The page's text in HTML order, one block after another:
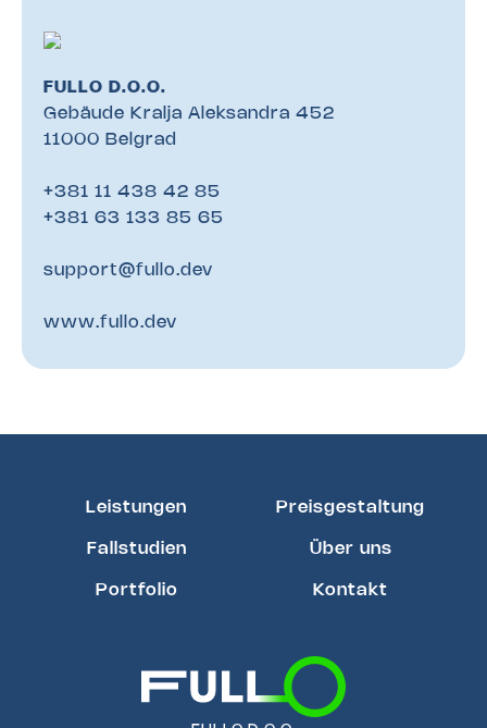
FULLO D.O.O.
Gebäude Kralja Aleksandra 452
11000 Belgrad
+381 11 438 42 85
+381 63 133 85 65
support@fullo.dev
www.fullo.dev
Leistungen
Fallstudien
Portfolio
Preisgestaltung
Über uns
Kontakt